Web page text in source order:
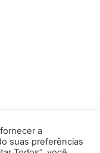
a
suas preferências